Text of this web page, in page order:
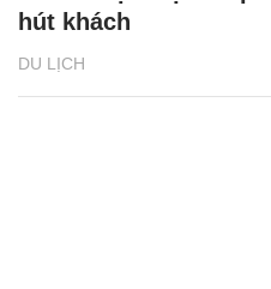
DU LỊCH
hút khách